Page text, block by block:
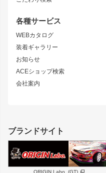
各種サービス
WEBカタログ
装着ギャラリー
お知らせ
ACEショップ検索
会社案内
S14 シルビア 後期
S13 シルビア
180SX
シルエイティ
スズキ
GS350
SC
スバル
リアウイング
ジムニーパーツ
ホイール
MUD-S7
MUD-SR7
ボンネット
フェンダー
サイドパーツ
ブランドサイト
ORIGIN Labo. (GT)